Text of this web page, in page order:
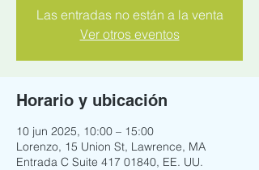
Las entradas no están a la venta
Ver otros eventos
Horario y ubicación
10 jun 2025, 10:00 – 15:00
Lorenzo, 15 Union St, Lawrence, MA
Entrada C Suite 417 01840, EE. UU.